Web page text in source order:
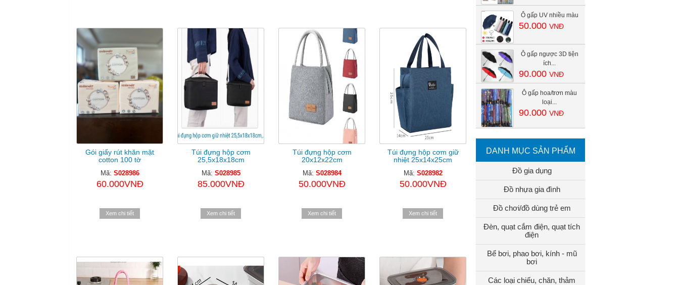
Gói giấy rút khăn mặt
cotton 100 tờ
Mã: S028986
60.000VNĐ
Xem chi tiết
Túi đựng hộp cơm
25,5x18x18cm
Mã: S028985
85.000VNĐ
Xem chi tiết
Túi đựng hộp cơm
20x12x22cm
Mã: S028984
50.000VNĐ
Xem chi tiết
Túi đựng hộp cơm giữ
nhiệt 25x14x25cm
Mã: S028982
50.000VNĐ
Xem chi tiết
Ô gấp UV nhiều màu
50.000VNĐ
Ô gấp ngược 3D tiện
ích...
90.000VNĐ
Ô gấp hoa/trơn màu
loại...
90.000VNĐ
DANH MỤC SẢN PHẨM
Đồ gia dụng
Đồ nhựa gia đình
Đồ chơi/đồ dùng trẻ em
Đèn, quạt cắm điện, quạt tích
điện
Bể bơi, phao bơi, kính - mũ
bơi
Các loại chiếu, chăn, thảm